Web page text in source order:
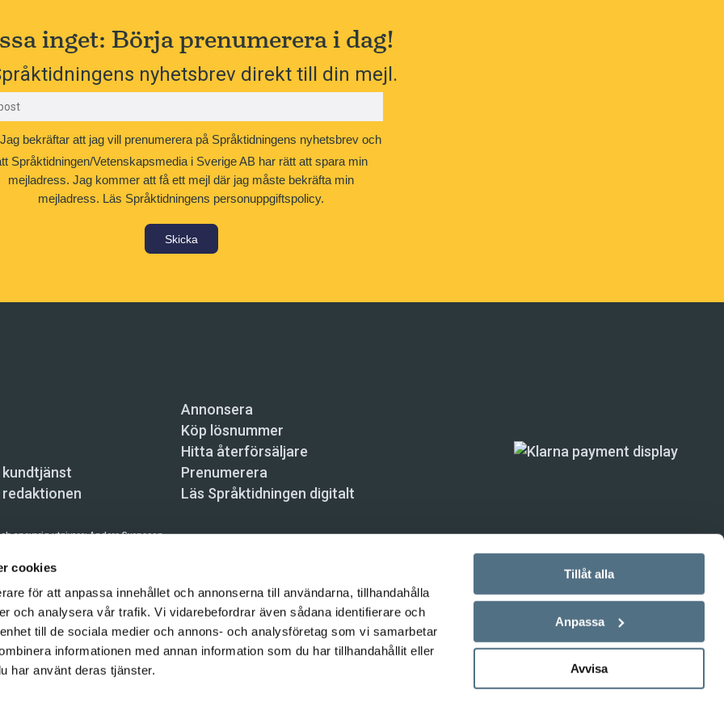
cookies
för att anpassa innehållet och annonserna till användarna, tillhandahålla
och analysera vår trafik. Vi vidarebefordrar även sådana identifierare och
till de sociala medier och annons- och analysföretag som vi samarbetar
informationen med annan information som du har tillhandahållit eller
har använt deras tjänster.
Tillåt alla
Anpassa
Avvisa
inget: Börja prenumerera i dag!
nyhetsbrev direkt till din mejl.
Jag bekräftar att jag vill prenumerera på Språktidningens nyhetsbrev och
Språktidningen/Vetenskapsmedia i Sverige AB har rätt att spara min
mejladress. Jag kommer att få ett mejl där jag måste bekräfta min
mejladress. Läs Språktidningens personuppgiftspolicy.
Skicka
Annonsera
Köp lösnummer
Hitta återförsäljare
Prenumerera
Läs Språktidningen digitalt
ansvarig utgivare:Anders Svensson
Skeppsbron 34, 111 30 Stockholm,
prenumeration: 08-121 062 34 (vardagar 8–17),kundtjanst@spraktidningen.se
automatiska tjänster och maskinläsbara metoder (robotar, spiders, indexering och liknande) är inte
på denna webbplats är upphovsrättsligt skyddat.